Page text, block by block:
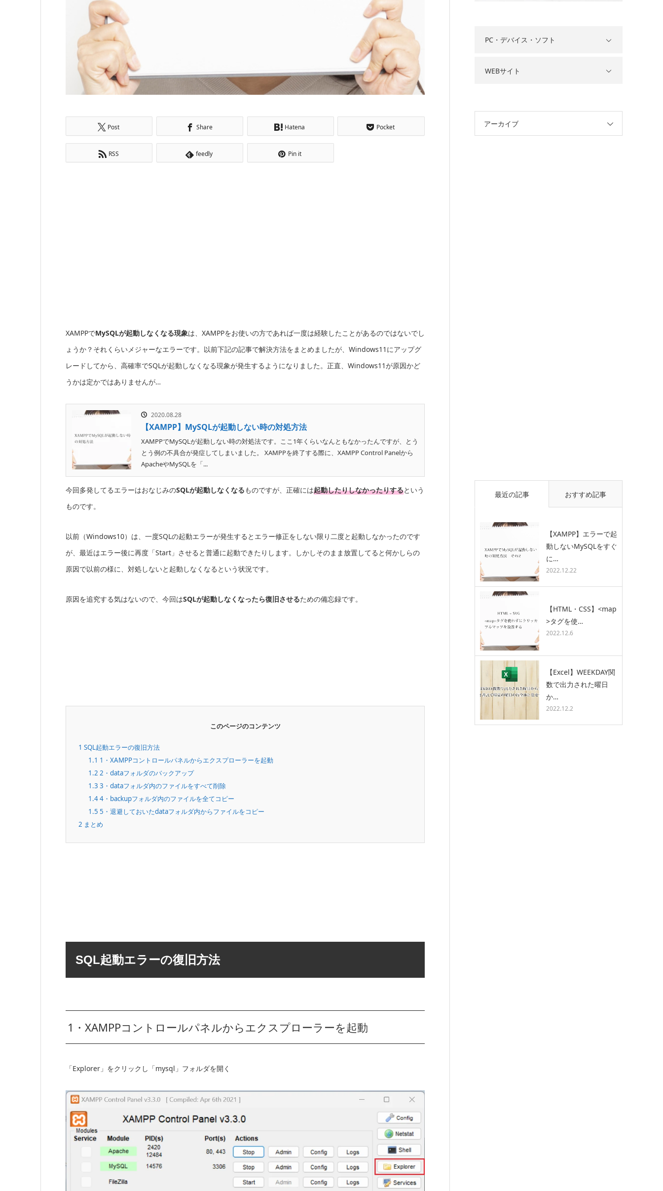
Post Share Hatena Pocket
RSS feedly Pin it
XAMPPでMySQLが起動しなくなる現象は、XAMPPをお使いの方であれば一度は経験したことがあるのではないでし
ょうか？それくらいメジャーなエラーです。以前下記の記事で解決方法をまとめましたが、Windows11にアップグ
レードしてから、高確率でSQLが起動しなくなる現象が発生するようになりました。正直、Windows11が原因かど
うかは定かではありませんが…
2020.08.28
【XAMPP】MySQLが起動しない時の対処方法
XAMPPでMySQLが起動しない時の対処法です。ここ1年くらいなんともなかったんですが、とう
とう例の不具合が発症してしまいました。 XAMPPを終了する際に、XAMPP Control Panelから
ApacheやMySQLを「...
今回多発してるエラーはおなじみのSQLが起動しなくなるものですが、正確には起動したりしなかったりするという
ものです。
以前（Windows10）は、一度SQLの起動エラーが発生するとエラー修正をしない限り二度と起動しなかったのです
が、最近はエラー後に再度「Start」させると普通に起動できたりします。しかしそのまま放置してると何かしらの
原因で以前の様に、対処しないと起動しなくなるという状況です。
原因を追究する気はないので、今回はSQLが起動しなくなったら復旧させるための備忘録です。
このページのコンテンツ
1 SQL起動エラーの復旧方法
1.1 1・XAMPPコントロールパネルからエクスプローラーを起動
1.2 2・dataフォルダのバックアップ
1.3 3・dataフォルダ内のファイルをすべて削除
1.44・backupフォルダ内のファイルを全てコピー
1.5 5・退避しておいたdataフォルダ内からファイルをコピー
2 まとめ
SQL起動エラーの復旧方法
1・XAMPPコントロールパネルからエクスプローラーを起動
「Explorer」をクリックし「mysql」フォルダを開く
PC・デバイス・ソフト
WEBサイト
アーカイブ
最近の記事 おすすめ記事
【XAMPP】エラーで起
動しないMySQLをすぐ
に…
2022.12.22
【HTML・CSS】<map
>タグを使…
2022.12.6
【Excel】WEEKDAY関
数で出力された曜日
か…
2022.12.2